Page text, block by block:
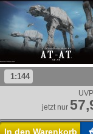
1:144
jetzt nur
In den Warenkorb